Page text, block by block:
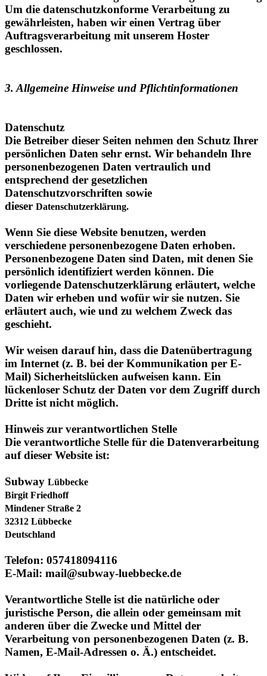
Auftragsverarbeitung mit unserem Hoster
geschlossen.
persönlichen Daten sehr ernst. Wir behandeln Ihre
personenbezogenen Daten vertraulich und
entsprechend der gesetzlichen
Datenschutzvorschriften sowie
dieserDatenschutzerklärung.
Wenn Sie diese Website benutzen, werden
Personenbezogene Daten sind Daten, mit denen Sie
persönlich identifiziert werden können. Die
vorliegende Datenschutzerklärung erläutert, welche
Daten wir erheben und wofür wir sie nutzen. Sie
erläutert auch, wie und zu welchem Zweck das
geschieht.
Wir weisen darauf hin, dass die Datenübertragung
Mail) Sicherheitslücken aufweisen kann. Ein
lückenloser Schutz der Daten vor dem Zugriff durch
Dritte ist nicht möglich.
Hinweis zur verantwortlichen Stelle
auf dieser Website ist:
SubwayLübbecke
Mindener Straße 2
32312 Lübbecke
Deutschland
Telefon: 057418094116
Verantwortliche Stelle ist die natürliche oder
anderen über die Zwecke und Mittel der
Verarbeitung von personenbezogenen Daten (z. B.
Namen, E-Mail-Adressen o. Ä.) entscheidet.
Widerruf Ihrer Einwilligung zur Datenverarbeitung